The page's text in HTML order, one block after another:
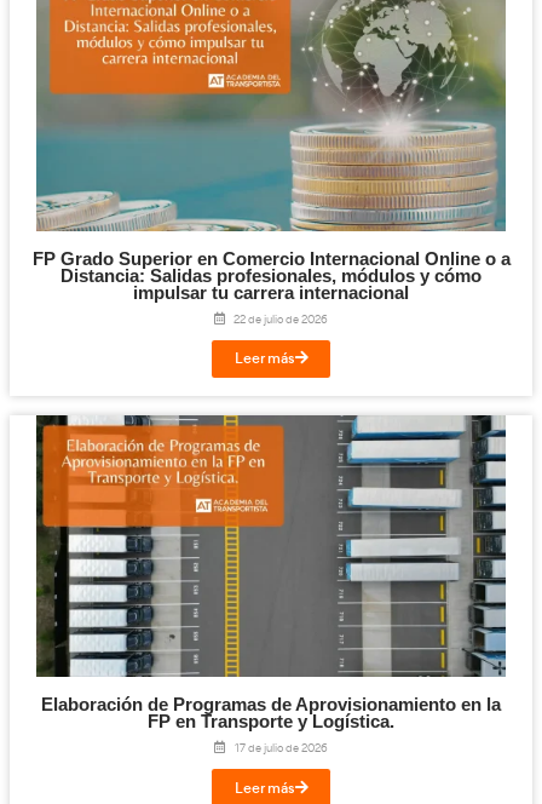
Cloud y Sistemas Conectados para la FP en
Logística.
29 de julio de 2026
Leer más
Titulación de Técnico Básico en Prevención
Laborables para la FP en Transporte y